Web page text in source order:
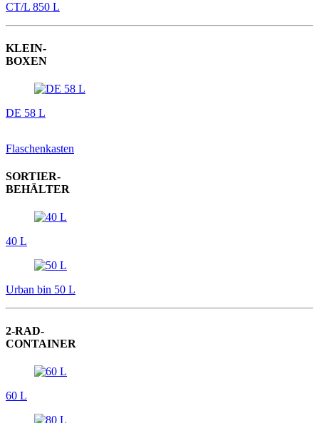
CT/L 850 L
KLEIN-
BOXEN
DE 58 L
Flaschenkasten
SORTIER-
BEHÄLTER
40 L
Urban bin 50 L
2-RAD-
CONTAINER
60 L